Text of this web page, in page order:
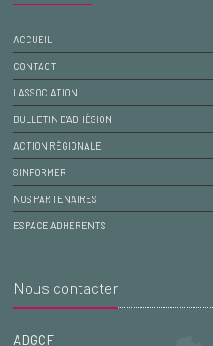
ACCUEIL
CONTACT
L'ASSOCIATION
BULLETIN D'ADHÉSION
ACTION RÉGIONALE
S'INFORMER
NOS PARTENAIRES
ESPACE ADHÉRENTS
Nous contacter
ADGCF